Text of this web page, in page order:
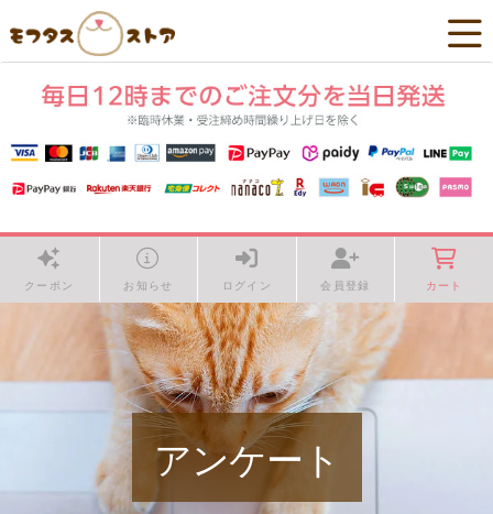
クーポン お知らせ ログイン 会員登録 カート
アンケート